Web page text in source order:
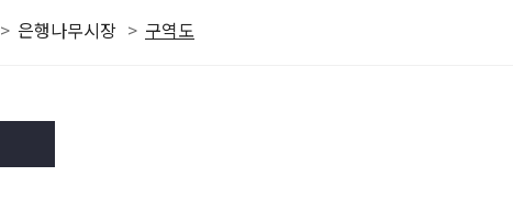
은행나무시장 구역도